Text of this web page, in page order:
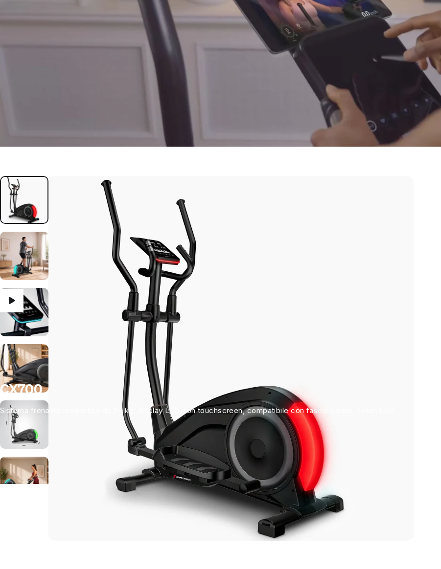
CX700
Sistema frenante magnetico da 24 kg, display LED con touchscreen, compatibile con fascia cardio, colori LED